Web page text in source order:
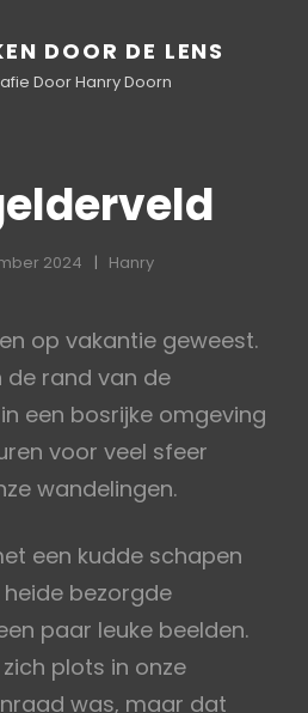
DOOR DE LENS
Door Hanry Doorn
2024 Hanry
op vakantie geweest.
de rand van de
een bosrijke omgeving
voor veel sfeer
wandelingen.
een kudde schapen
bezorgde
paar leuke beelden.
plots in onze
was, maar dat